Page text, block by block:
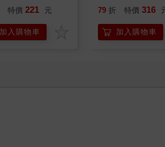
特價 221 元
加入購物車
79 折 特價 316
加入購物車